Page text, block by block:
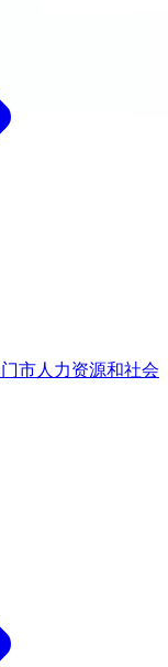
市人力资源和社会